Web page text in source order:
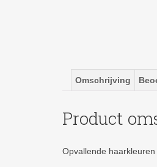
Omschrijving
Product
Opvallende